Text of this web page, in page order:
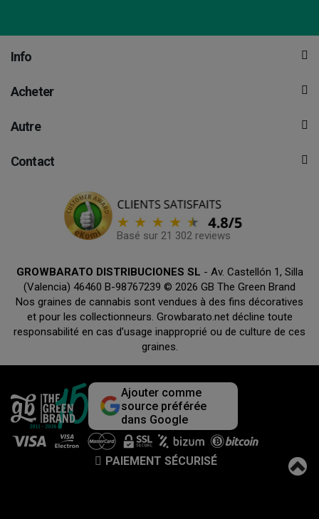
Info
Acheter
Autre
Contact
Basé sur 21 302 reviews
GROWBARATO DISTRIBUCIONES SL - Av. Castellón 1, Silla
(Valencia) 46460 B-98767239 © 2026 GB The Green Brand
Nos graines de cannabis sont vendues à des fins décoratives
et pour les collectionneurs. Growbarato.net décline toute
responsabilité en cas d’usage inapproprié ou de culture de ces
graines.
Ajouter comme
source préférée
dans Google
PAIEMENT SÉCURISÉ